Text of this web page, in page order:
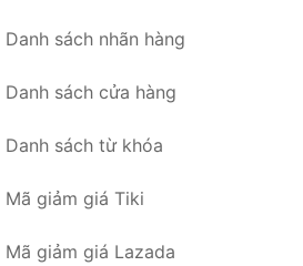
Danh sách nhãn hàng
Danh sách cửa hàng
Danh sách từ khóa
Mã giảm giá Tiki
Mã giảm giá Lazada